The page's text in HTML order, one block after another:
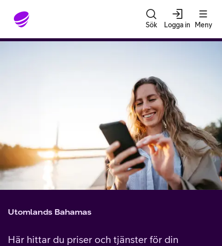
Gå till sidans innehåll
Sök Logga in Meny
Utomlands Bahamas
Här hittar du priser och tjänster för din